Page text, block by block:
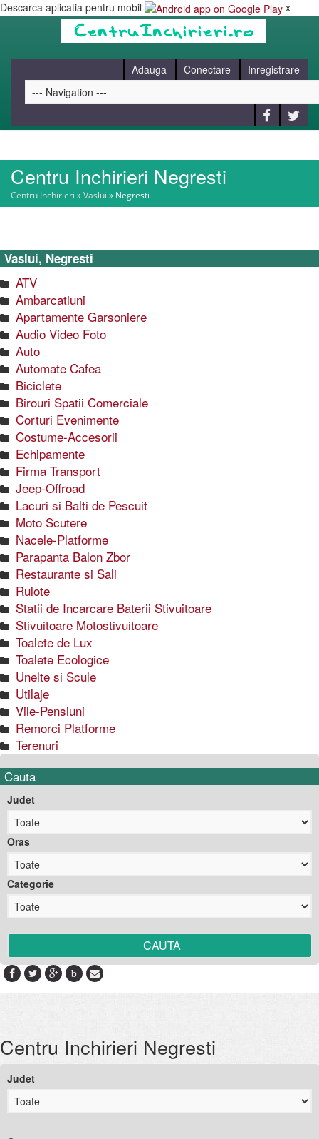
Descarca aplicatia pentru mobil x
Adauga Conectare Inregistrare
HOME
BLOG
CONTACT
Centru Inchirieri Negresti
Centru Inchirieri »Vaslui » Negresti
Vaslui, Negresti
ATV
Ambarcatiuni
Apartamente Garsoniere
Audio Video Foto
Auto
Automate Cafea
Biciclete
Birouri Spatii Comerciale
Corturi Evenimente
Costume-Accesorii
Echipamente
Firma Transport
Jeep-Offroad
Lacuri si Balti de Pescuit
Moto Scutere
Nacele-Platforme
Parapanta Balon Zbor
Restaurante si Sali
Rulote
Statii de Incarcare Baterii Stivuitoare
Stivuitoare Motostivuitoare
Toalete de Lux
Toalete Ecologice
Unelte si Scule
Utilaje
Vile-Pensiuni
Remorci Platforme
Terenuri
Cauta
Judet
Oras
Categorie
b
Centru Inchirieri Negresti
Judet